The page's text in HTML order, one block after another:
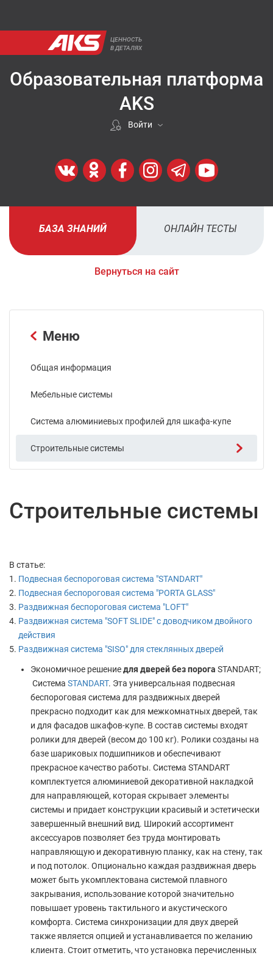
ЦЕННОСТЬ
В ДЕТАЛЯХ
Образовательная платформа
AKS
Войти
ВОЙТИ
Регистрация
ЗАРЕГИСТРИРОВАТЬСЯ
Вернуться на сайт
БАЗА ЗНАНИЙ ОНЛАЙН ТЕСТЫ
Меню
Общая информация
Мебельные системы
Система алюминиевых профилей для шкафа-купе
Строительные системы
Строительные системы
В статье:
Подвесная беспороговая система "STANDART"
Подвесная беспороговая система "PORTA GLASS"
Раздвижная беспороговая система "LOFT"
Раздвижная система "SOFT SLIDE" с доводчиком двойного
действия
Раздвижная система "SISO" для стеклянных дверей
Экономичное решениедля дверей без порога STANDART;
Система STANDART. Эта универсальная подвесная
беспороговая система для раздвижных дверей
прекрасно подходит как для межкомнатных дверей, так
и для фасадов шкафов-купе. В состав системы входят
ролики для дверей (весом до 100 кг). Ролики созданы на
базе шариковых подшипников и обеспечивают
прекрасное качество работы. Система STANDART
комплектуется алюминиевой декоративной накладкой
для направляющей, которая скрывает элементы
системы и придает конструкции красивый и эстетически
завершенный внешний вид. Широкий ассортимент
аксессуаров позволяет без труда монтировать
направляющую и декоративную планку, как на стену, так
и под потолок. Опционально каждая раздвижная дверь
может быть укомплектована системой плавного
закрывания, использование которой значительно
повышает уровень тактильного и акустического
комфорта. Система синхронизации для двух дверей
также является опцией и устанавливается по желанию
клиента. Стоит отметить, что установка перечисленных